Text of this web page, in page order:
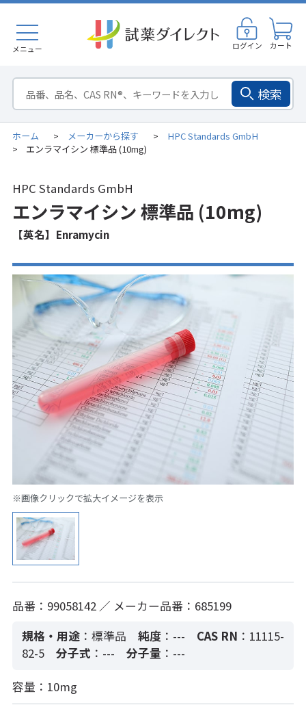
メニュー ログイン カート
検索
ホーム > メーカーから探す > HPC Standards GmbH
> エンラマイシン 標準品 (10mg)
HPC Standards GmbH
エンラマイシン 標準品 (10mg)
【英名】Enramycin
※画像クリックで拡大イメージを表示
品番：99058142 ／ メーカー品番：685199
規格・用途 ：標準品 純度：--- CAS RN ：11115-
82-5
分子式 ：--- 分子量 ：---
容量：10mg